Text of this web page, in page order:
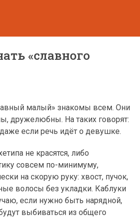
«славного
малый» знакомы всем. Они
дружелюбны. На таких говорят:
если речь идёт о девушке.
не красятся, либо
совсем по-минимуму,
на скорую руку: хвост, пучок,
волосы без укладки. Каблуки
если нужно быть нарядной,
выбиваться из общего